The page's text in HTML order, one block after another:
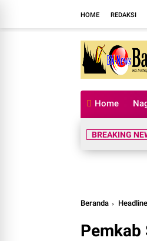
HOME REDAKSI
Home
BREAKING
Beranda Headline
Pemkab